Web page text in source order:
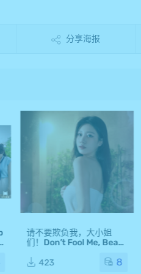
分享海报
请不要欺负我，大小姐
们！Don’t Fool Me, Beaut
生版423 8